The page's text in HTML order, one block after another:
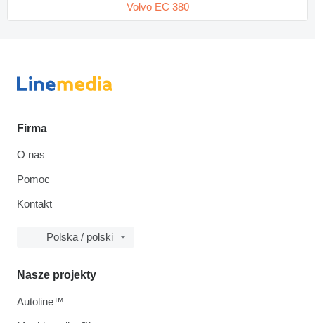
Volvo EC 380
Firma
O nas
Pomoc
Kontakt
Polska / polski
Nasze projekty
Autoline™